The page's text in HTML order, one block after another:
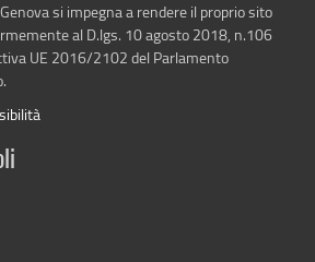
si impegna a rendere il proprio sito
al D.lgs. 10 agosto 2018, n.106
UE 2016/2102 del Parlamento